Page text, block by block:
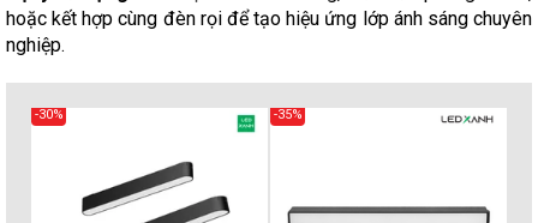
hoặc kết hợp cùng đèn rọi để tạo hiệu ứng lớp ánh sáng chuyên
nghiệp.
-30% -35%